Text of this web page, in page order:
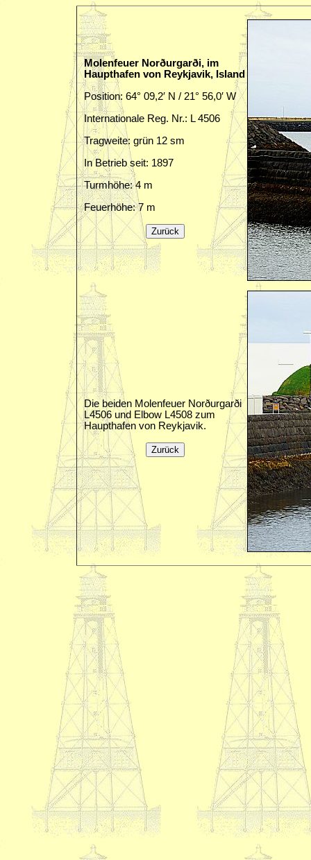
Molenfeuer Norðurgarði, im
Haupthafen von Reykjavik, Island
Position: 64° 09,2′ N / 21° 56,0′ W
Internationale Reg. Nr.: L 4506
Tragweite: grün 12 sm
In Betrieb seit: 1897
Turmhöhe: 4 m
Feuerhöhe: 7 m
Die beiden Molenfeuer Norðurgarði
L4506 und Elbow L4508 zum
Haupthafen von Reykjavik.